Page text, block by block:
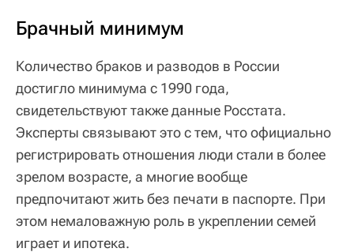
Брачный минимум
Количество браков и разводов в России
достигло минимума с 1990 года,
свидетельствуют также данные Росстата.
Эксперты связывают это с тем, что официально
регистрировать отношения люди стали в более
зрелом возрасте, а многие вообще
предпочитают жить без печати в паспорте. При
этом немаловажную роль в укреплении семей
играет и ипотека.